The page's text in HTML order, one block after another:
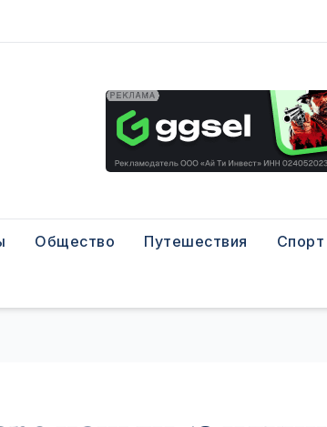
Общество Путешествия Спорт